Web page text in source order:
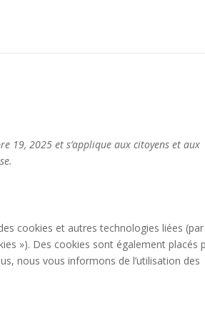
19, 2025 et s’applique aux citoyens et aux
cookies et autres technologies liées (par
»). Des cookies sont également placés
nous vous informons de l’utilisation des